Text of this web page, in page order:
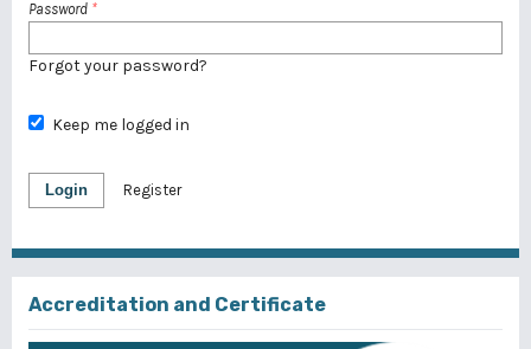
Password *
Forgot your password?
Keep me logged in
Login Register
Accreditation and Certificate